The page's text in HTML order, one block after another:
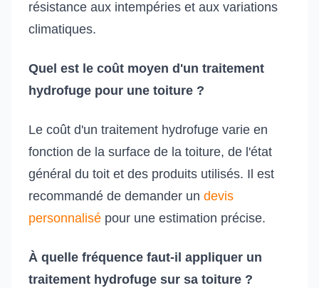
résistance aux intempéries et aux variations
climatiques.
Quel est le coût moyen d'un traitement
hydrofuge pour une toiture ?
Le coût d'un traitement hydrofuge varie en
fonction de la surface de la toiture, de l'état
général du toit et des produits utilisés. Il est
recommandé de demander un devis
personnalisé pour une estimation précise.
À quelle fréquence faut-il appliquer un
traitement hydrofuge sur sa toiture ?